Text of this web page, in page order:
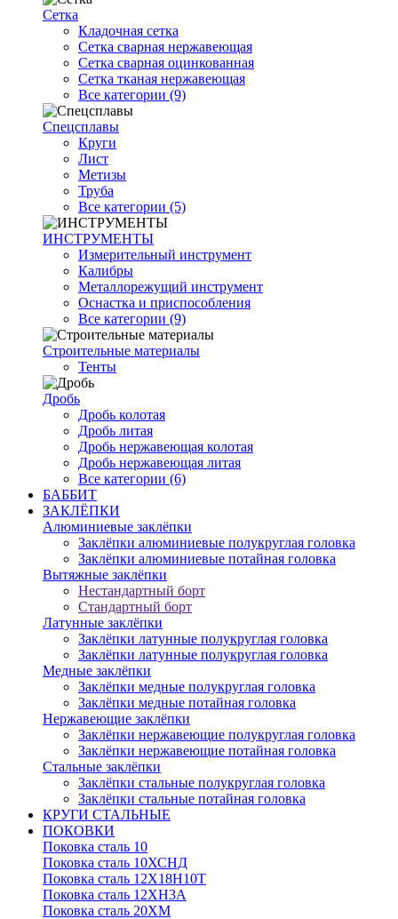
Сетка
Кладочная сетка
Сетка сварная нержавеющая
Сетка сварная оцинкованная
Сетка тканая нержавеющая
Все категории (9)
Спецсплавы
Круги
Лист
Метизы
Труба
Все категории (5)
ИНСТРУМЕНТЫ
Измерительный инструмент
Калибры
Металлорежущий инструмент
Оснастка и приспособления
Все категории (9)
Строительные материалы
Тенты
Дробь
Дробь колотая
Дробь литая
Дробь нержавеющая колотая
Дробь нержавеющая литая
Все категории (6)
БАББИТ
ЗАКЛЁПКИ
Алюминиевые заклёпки
Заклёпки алюминиевые полукруглая головка
Заклёпки алюминиевые потайная головка
Вытяжные заклёпки
Нестандартный борт
Стандартный борт
Латунные заклёпки
Заклёпки латунные полукруглая головка
Заклёпки латунные полукруглая головка
Медные заклёпки
Заклёпки медные полукруглая головка
Заклёпки медные потайная головка
Нержавеющие заклёпки
Заклёпки нержавеющие полукруглая головка
Заклёпки нержавеющие потайная головка
Стальные заклёпки
Заклёпки стальные полукруглая головка
Заклёпки стальные потайная головка
КРУГИ СТАЛЬНЫЕ
ПОКОВКИ
Поковка сталь 10
Поковка сталь 10ХСНД
Поковка сталь 12Х18Н10Т
Поковка сталь 12ХН3А
Поковка сталь 20ХМ